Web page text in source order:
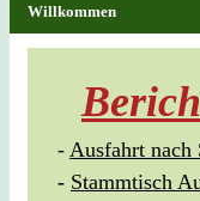
Willkommen
- Ausfahrt nach
- Stammtisch